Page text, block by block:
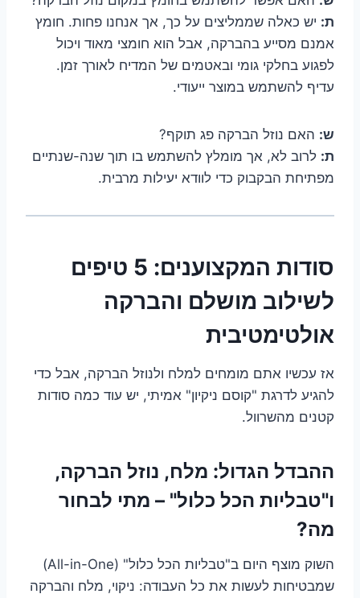
ת: יש כאלה שממליצים על כך, אך אנחנו פחות. חומץ
אמנם מסייע בהברקה, אבל הוא חומצי מאוד ויכול
לפגוע בחלקי גומי ובאטמים של המדיח לאורך זמן.
עדיף להשתמש במוצר ייעודי.
ש: האם נוזל הברקה פג תוקף?
ת: לרוב לא, אך מומלץ להשתמש בו תוך שנה-שנתיים
מפתיחת הבקבוק כדי לוודא יעילות מרבית.
סודות המקצוענים: 5 טיפים
לשילוב מושלם והברקה
אולטימטיבית
אז עכשיו אתם מומחים למלח ולנוזל הברקה, אבל כדי
להגיע לדרגת "קוסם ניקיון" אמיתי, יש עוד כמה סודות
קטנים מהשרוול.
ההבדל הגדול: מלח, נוזל הברקה,
ו"טבליות הכל כלול" – מתי לבחור
מה?
השוק מוצף היום ב"טבליות הכל כלול" (All-in-One)
שמבטיחות לעשות את כל העבודה: ניקוי, מלח והברקה